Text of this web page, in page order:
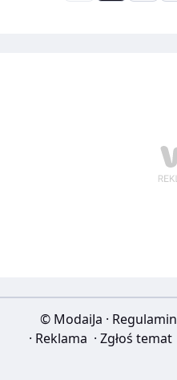
© ModaiJa · Regulamin
· Reklama · Zgłoś temat